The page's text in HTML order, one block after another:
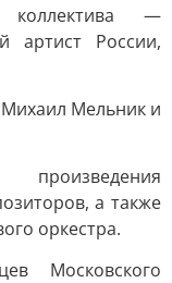
коллектива —
артист России,
Мельник и
а также
оркестра.
Московского